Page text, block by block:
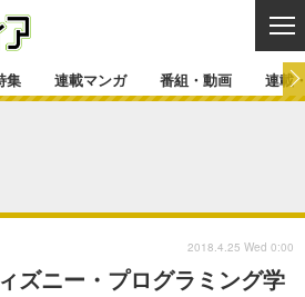
マンガ
カバー
連載一覧
集 連載マンガ 番組・動画 連載
ズニー・プログラミング学
2018.4.25 Wed 0:00